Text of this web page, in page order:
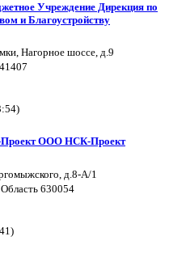
Учреждение Дирекция по
и Благоустройству
Нагорное шоссе, д.9
Проект ООО НСК-Проект
д.8-А/1
630054